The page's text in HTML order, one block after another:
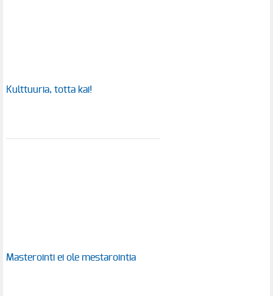
Kulttuuria, totta kai!
Masterointi ei ole mestarointia